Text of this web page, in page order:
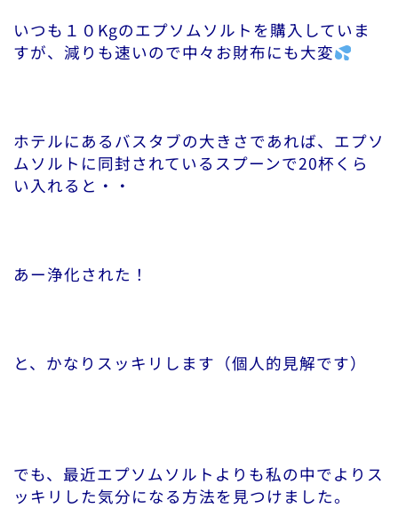
いつも１０Kgのエプソムソルトを購入していま
すが、減りも速いので中々お財布にも大変
ホテルにあるバスタブの大きさであれば、エプソ
ムソルトに同封されているスプーンで20杯くら
い入れると・・
あー浄化された！
と、かなりスッキリします（個人的見解です）
でも、最近エプソムソルトよりも私の中でよりス
ッキリした気分になる方法を見つけました。